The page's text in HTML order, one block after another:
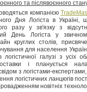
та післявоєнного стану
компанією
Дня Логіста в
разу у зв'язку з
День Логіста у
круглих столів,
для населення
логістичної галузі з усіх
і планується
з логістами-
логістичних ланцюгів
новітніх